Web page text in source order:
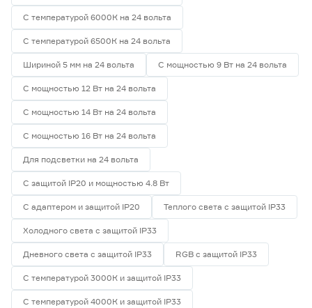
С температурой 6000К на 24 вольта
С температурой 6500К на 24 вольта
Шириной 5 мм на 24 вольта С мощностью 9 Вт на 24 вольта
С мощностью 12 Вт на 24 вольта
С мощностью 14 Вт на 24 вольта
С мощностью 16 Вт на 24 вольта
Для подсветки на 24 вольта
С защитой IP20 и мощностью 4.8 Вт
С адаптером и защитой IP20 Теплого света с защитой IP33
Холодного света с защитой IP33
Дневного света с защитой IP33 RGB с защитой IP33
С температурой 3000К и защитой IP33
С температурой 4000К и защитой IP33